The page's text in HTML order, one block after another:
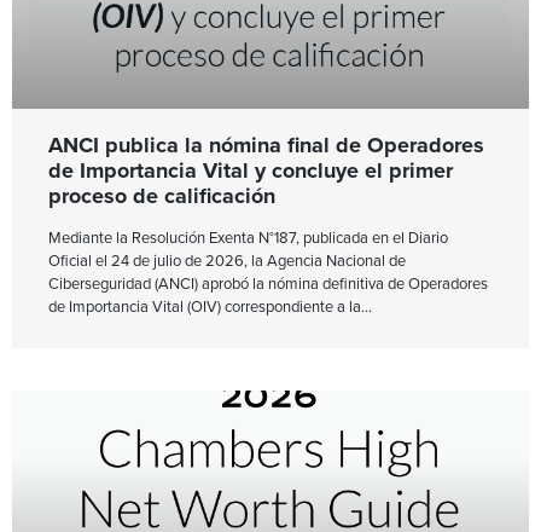
ANCI publica la nómina final de Operadores
de Importancia Vital y concluye el primer
proceso de calificación
Mediante la Resolución Exenta N°187, publicada en el Diario
Oficial el 24 de julio de 2026, la Agencia Nacional de
Ciberseguridad (ANCI) aprobó la nómina definitiva de Operadores
de Importancia Vital (OIV) correspondiente a la